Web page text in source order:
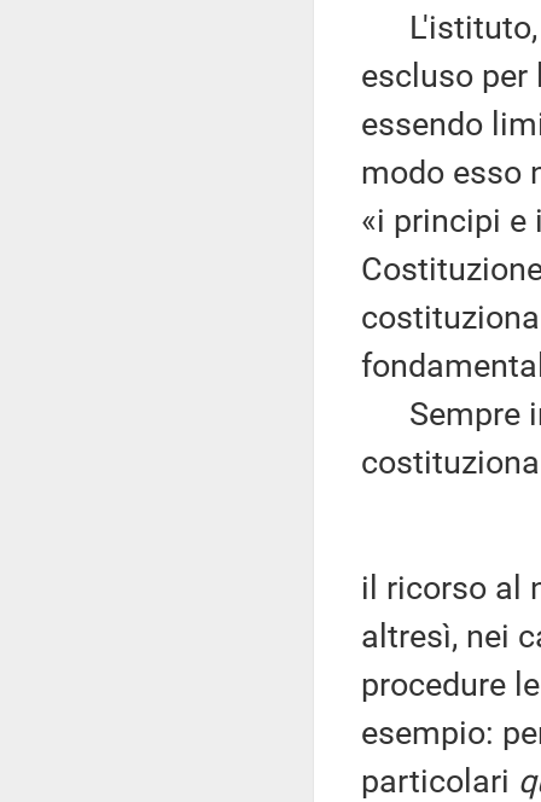
L'istituto,
escluso per
essendo
modo esso
«i principi
Sempre
il ricorso al
altresì, nei
procedure
esempio:
particolari